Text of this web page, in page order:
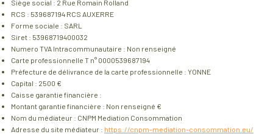
Siège social : 2 Rue Romain Rolland
RCS : 539687194 RCS AUXERRE
Forme sociale : SARL
Siret : 53968719400032
Numero TVA Intracommunautaire : Non renseigné
Carte professionnelle T n° 0000539687194
Préfecture de délivrance de la carte professionnelle : YONNE
Capital : 2500 €
Caisse garantie financière :
Montant garantie financière : Non renseigné €
Nom du médiateur : CNPM Mediation Consommation
Adresse du site médiateur : https://cnpm-mediation-consommation.eu/